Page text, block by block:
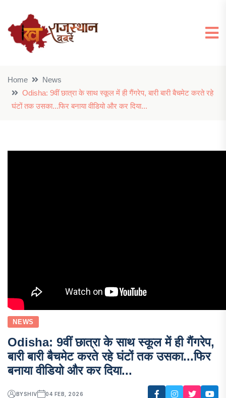
Home
News
Odisha: 9वीं छात्रा के साथ स्कूल में ही गैंगरेप, बारी बारी बैचमेट करते रहे
घंटों तक उसका...फिर बनाया वीडियो और कर दिया...
NEWS
Odisha: 9वीं छात्रा के साथ स्कूल में ही गैंगरेप,
बारी बारी बैचमेट करते रहे घंटों तक उसका...फिर
बनाया वीडियो और कर दिया...
BYSHIV 04 FEB, 2026